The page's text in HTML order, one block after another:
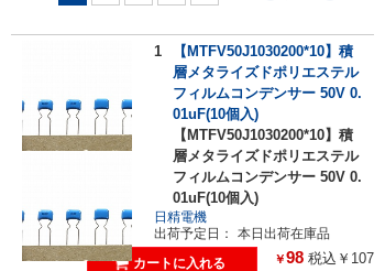
1
【MTFV50J1030200*10】積
層メタライズドポリエステル
フィルムコンデンサー 50V 0.
01uF(10個入)
【MTFV50J1030200*10】積
層メタライズドポリエステル
フィルムコンデンサー 50V 0.
01uF(10個入)
日精電機
出荷予定日：
本日出荷在庫品
￥98 税込￥107